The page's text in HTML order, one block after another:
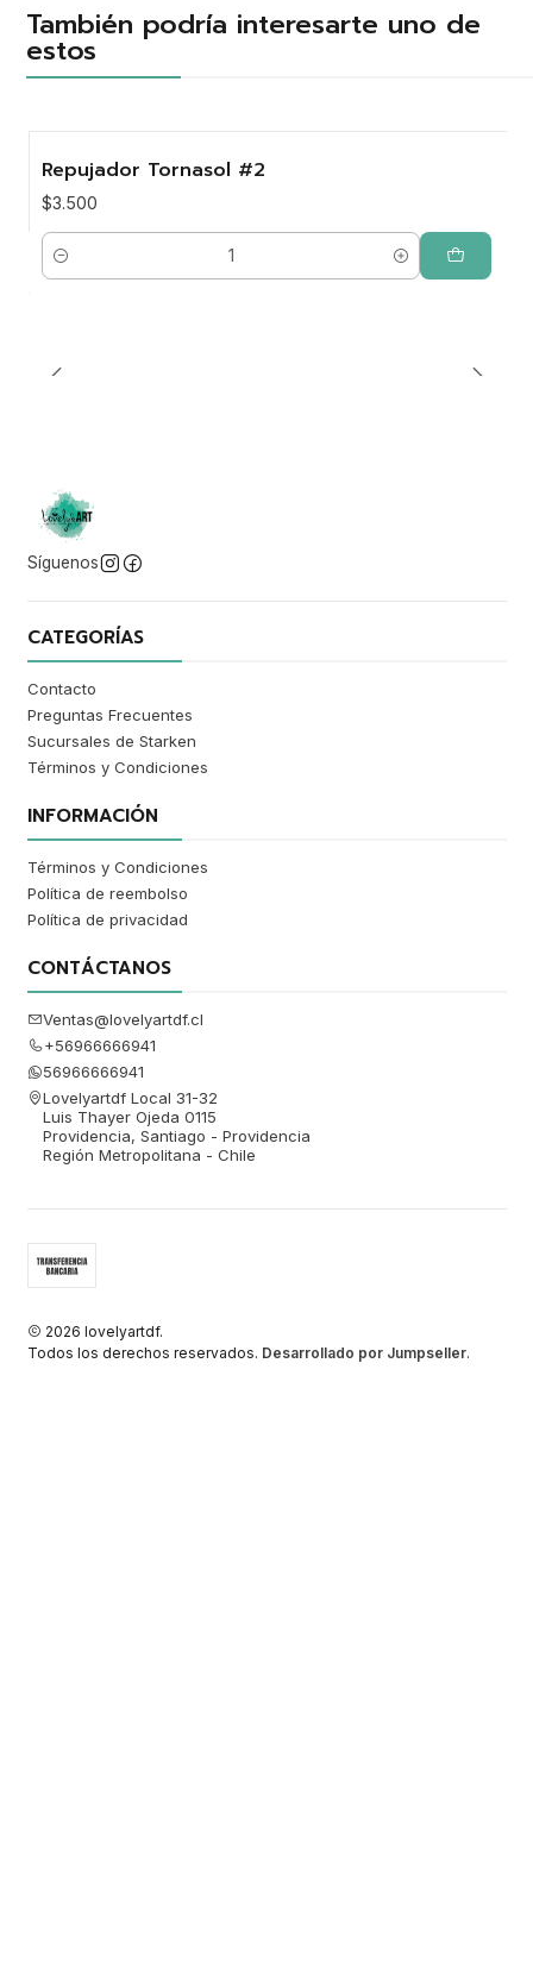
También podría interesarte uno de
estos
Repujador Tornasol #2
$3.500
Cantidad
Síguenos
CATEGORÍAS
Contacto
Preguntas Frecuentes
Sucursales de Starken
Términos y Condiciones
INFORMACIÓN
Términos y Condiciones
Política de reembolso
Política de privacidad
CONTÁCTANOS
Ventas@lovelyartdf.cl
+56966666941
56966666941
Lovelyartdf Local 31-32
Luis Thayer Ojeda 0115
Providencia, Santiago - Providencia
Región Metropolitana - Chile
2026 lovelyartdf.
Todos los derechos reservados. Desarrollado por Jumpseller.